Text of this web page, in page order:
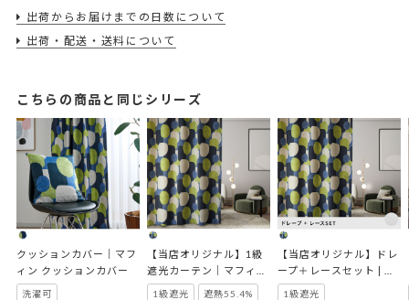
出荷からお届けまでの日数について
出荷・配送・送料について
こちらの商品と同じシリーズ
クッションカバー｜マフ
ィン クッションカバー
洗濯可
【当店オリジナル】1級
遮光カーテン｜マフィン
ブルー
1級遮光 遮熱55.4%
【当店オリジナル】ドレ
ープ＋レースセット | マ
フィンセット
1級遮光